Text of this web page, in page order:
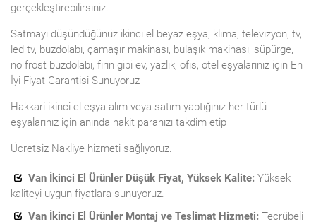
gerçekleştirebilirsiniz.
Satmayı düşündüğünüz ikinci el beyaz eşya, klima, televizyon, tv,
led tv, buzdolabı, çamaşır makinası, bulaşık makinası, süpürge,
no frost buzdolabı, fırın gibi ev, yazlık, ofis, otel eşyalarınız için En
İyi Fiyat Garantisi Sunuyoruz
Hakkari ikinci el eşya alım veya satım yaptığınız her türlü
eşyalarınız için anında nakit paranızı takdim etip
Ücretsiz Nakliye hizmeti sağlıyoruz.
Van İkinci El Ürünler Düşük Fiyat, Yüksek Kalite: Yüksek
kaliteyi uygun fiyatlara sunuyoruz.
Van İkinci El Ürünler Montaj ve Teslimat Hizmeti: Tecrübeli